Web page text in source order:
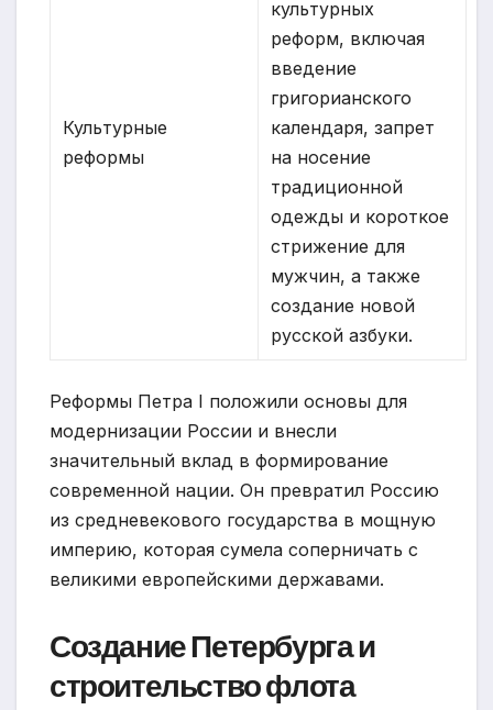
Культурные
реформы
культурных
реформ, включая
введение
григорианского
календаря, запрет
на носение
традиционной
одежды и короткое
стрижение для
мужчин, а также
создание новой
русской азбуки.
Реформы Петра I положили основы для
модернизации России и внесли
значительный вклад в формирование
современной нации. Он превратил Россию
из средневекового государства в мощную
империю, которая сумела соперничать с
великими европейскими державами.
Создание Петербурга и
строительство флота